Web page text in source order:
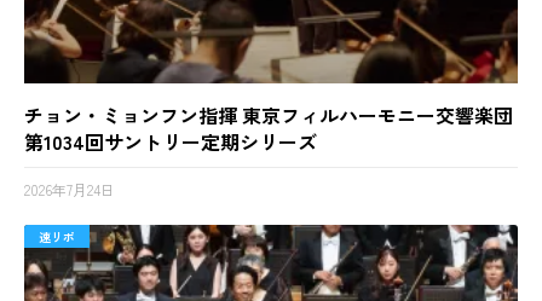
チョン・ミョンフン指揮 東京フィルハーモニー交響楽団
第1034回サントリー定期シリーズ
2026年7月24日
速リポ